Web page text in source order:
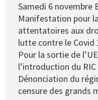
Samedi 6 novembre
Manifestation pour
attentatoires aux
lutte contre le Covid
Pour la sortie de
l’introduction du
Dénonciation du
censure des grands